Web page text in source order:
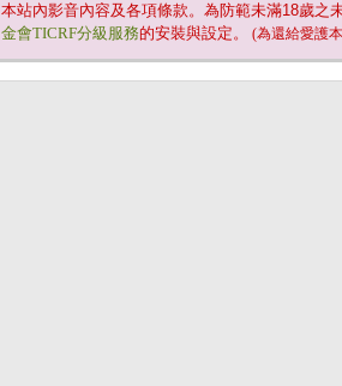
本站內影音內容及各項條款。為防範未滿18歲之
金會TICRF分級服務的安裝與設定。 (為還給愛護